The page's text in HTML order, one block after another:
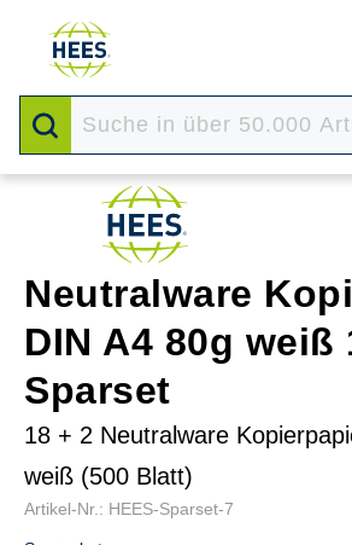
Neutralware
DIN A4 80g weiß
Sparset
18 + 2 Neutralware
weiß (500 Blatt)
Artikel-Nr.: HEES-Sparset-7